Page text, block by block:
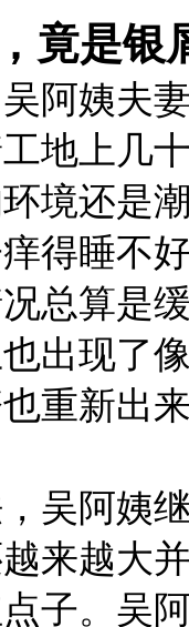
竟是银
姨夫妻
地上几
境还是
得睡不
总算是
出现了
重新出
阿姨继
来越大
子。吴